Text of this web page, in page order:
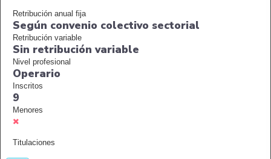
Retribución anual fija
Según convenio colectivo sectorial
Retribución variable
Sin retribución variable
Nivel profesional
Operario
Inscritos
9
Menores
Titulaciones